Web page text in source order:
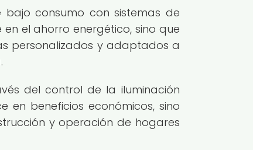
bajo consumo con sistemas de
el ahorro energético, sino que
personalizados y adaptados a
del control de la iluminación
en beneficios económicos, sino
y operación de hogares